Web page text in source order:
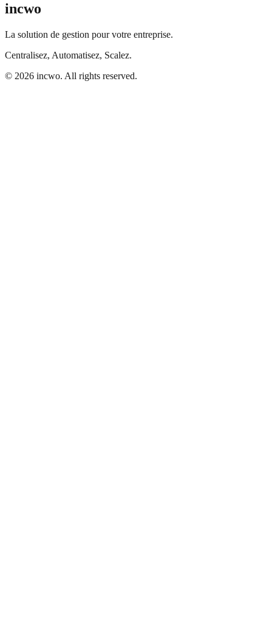
incwo
La solution de gestion pour votre entreprise.
Centralisez, Automatisez, Scalez.
© 2026 incwo. All rights reserved.